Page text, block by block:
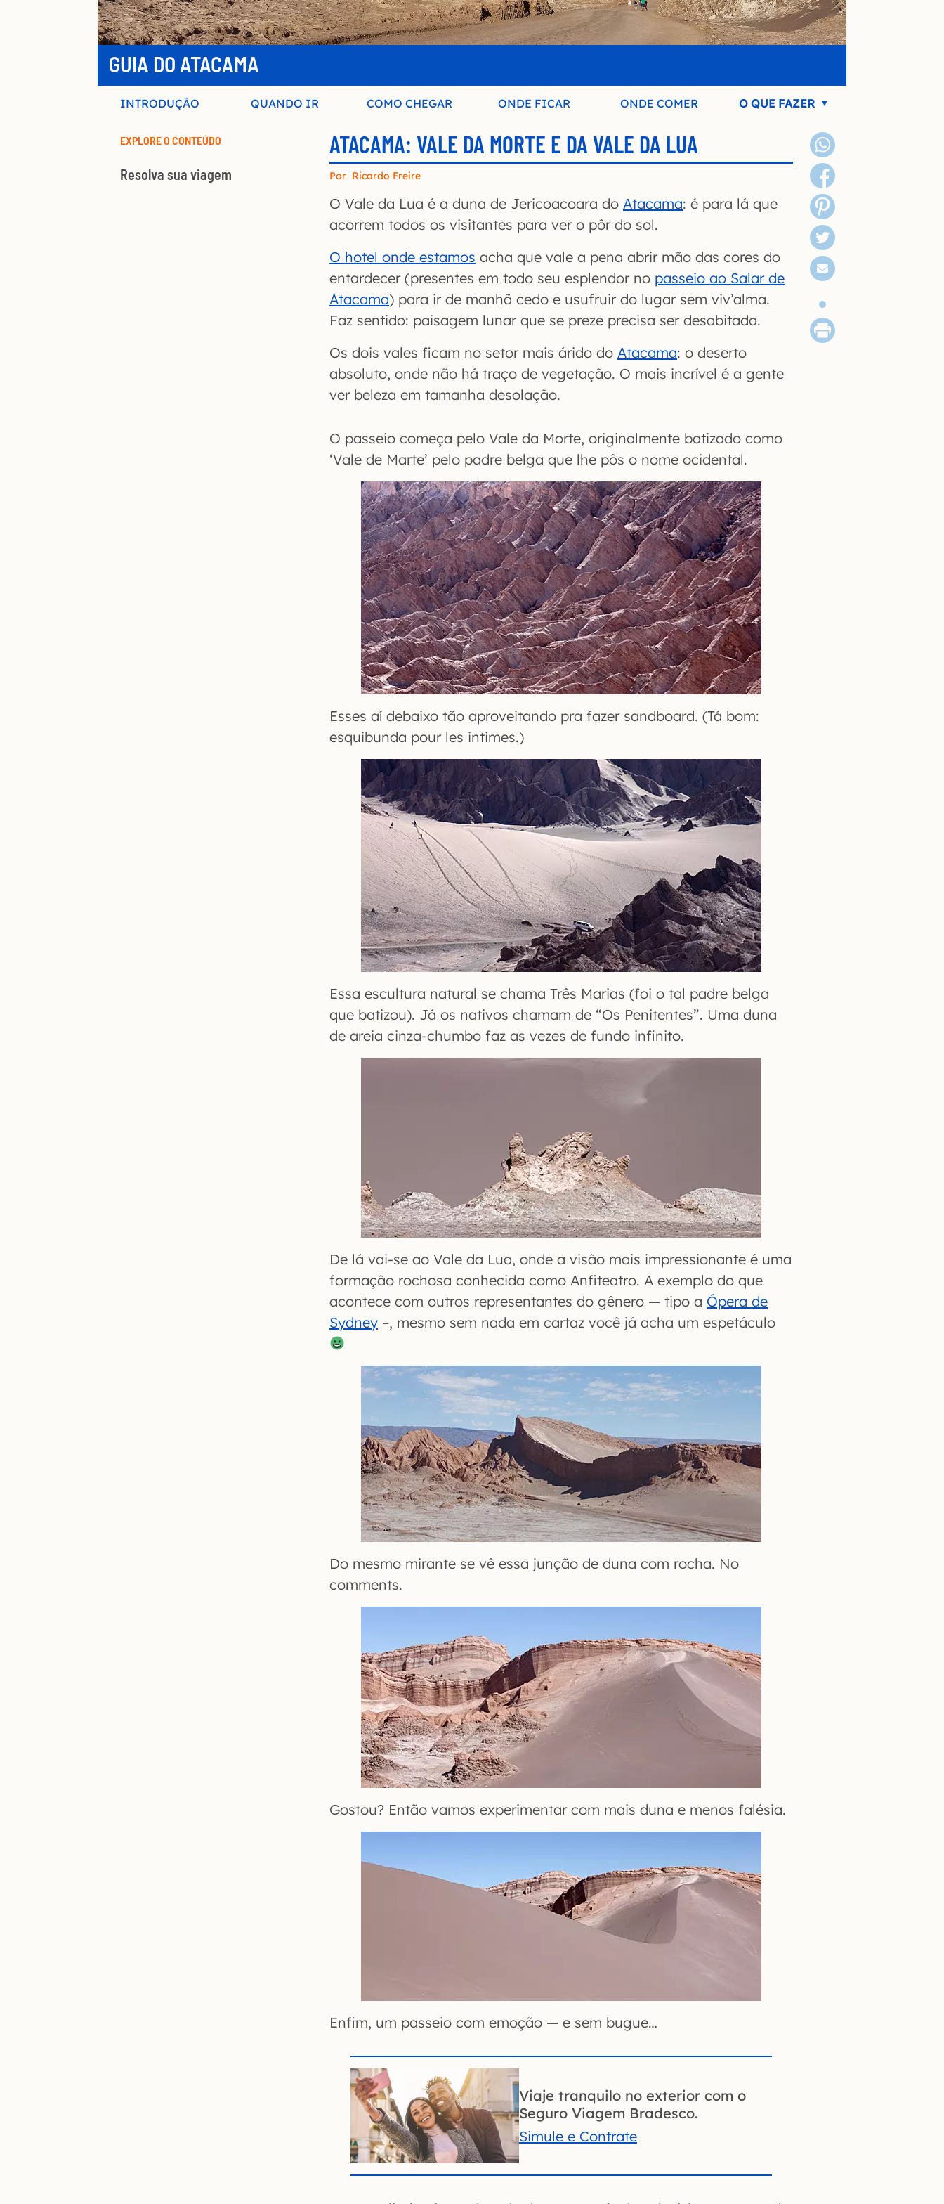
GUIA DO ATACAMA
INTRODUÇÃO QUANDO IR COMO CHEGAR ONDE FICAR ONDE COMER O QUE FAZER
EXPLORE O CONTEÚDO
Resolva sua viagem
ATACAMA: VALE DA MORTE E DA VALE DA LUA
Por Ricardo Freire
O Vale da Lua é a duna de Jericoacoara do Atacama: é para lá que
acorrem todos os visitantes para ver o pôr do sol.
O hotel onde estamos acha que vale a pena abrir mão das cores do
entardecer (presentes em todo seu esplendor no passeio ao Salar de
Atacama) para ir de manhã cedo e usufruir do lugar sem viv’alma.
Faz sentido: paisagem lunar que se preze precisa ser desabitada.
Os dois vales ficam no setor mais árido do Atacama: o deserto
absoluto, onde não há traço de vegetação. O mais incrível é a gente
ver beleza em tamanha desolação.
O passeio começa pelo Vale da Morte, originalmente batizado como
‘Vale de Marte’ pelo padre belga que lhe pôs o nome ocidental.
Esses aí debaixo tão aproveitando pra fazer sandboard. (Tá bom:
esquibunda pour les intimes.)
Essa escultura natural se chama Três Marias (foi o tal padre belga
que batizou). Já os nativos chamam de “Os Penitentes”. Uma duna
de areia cinza-chumbo faz as vezes de fundo infinito.
De lá vai-se ao Vale da Lua, onde a visão mais impressionante é uma
formação rochosa conhecida como Anfiteatro. A exemplo do que
acontece com outros representantes do gênero — tipo a Ópera de
Sydney –, mesmo sem nada em cartaz você já acha um espetáculo
Do mesmo mirante se vê essa junção de duna com rocha. No
comments.
Gostou? Então vamos experimentar com mais duna e menos falésia.
Enfim, um passeio com emoção — e sem bugue…
Viaje tranquilo no exterior com o
Seguro Viagem Bradesco.
Simule e Contrate